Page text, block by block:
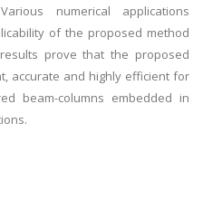
numerical applications
of the proposed method
prove that the proposed
accurate and highly efficient for
beam-columns embedded in